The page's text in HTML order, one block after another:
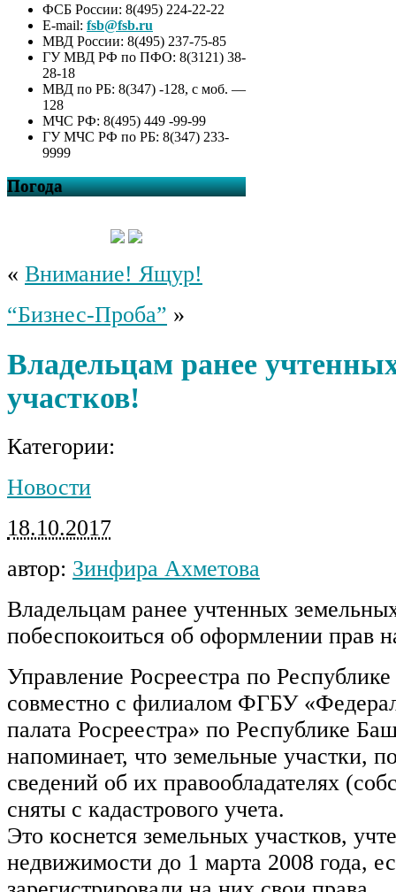
ФСБ России: 8(495) 224-22-22
E-mail: fsb@fsb.ru
МВД России: 8(495) 237-75-85
ГУ МВД РФ по ПФО: 8(3121) 38-
28-18
МВД по РБ: 8(347) -128, с моб. —
128
МЧС РФ: 8(495) 449 -99-99
ГУ МЧС РФ по РБ: 8(347) 233-
9999
Погода
« Внимание! Ящур!
“Бизнес-Проба” »
Владельцам ранее
участков!
Категории:
Новости
18.10.2017
автор: Зинфира Ахметова
Владельцам ранее учтенных
побеспокоиться об оформлении прав
Управление Росреестра по
совместно с филиалом ФГБУ
палата Росреестра» по Республике
напоминает, что земельные участки,
сведений об их правообладателях
сняты с кадастрового учета.
Это коснется земельных участков,
недвижимости до 1 марта 2008 года,